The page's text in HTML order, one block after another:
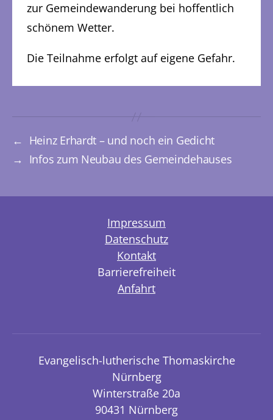
zur Gemeindewanderung bei hoffentlich
schönem Wetter.
Die Teilnahme erfolgt auf eigene Gefahr.
← Heinz Erhardt – und noch ein Gedicht
→
Infos zum Neubau des Gemeindehauses
Impressum
Datenschutz
Kontakt
Barrierefreiheit
Anfahrt
Evangelisch-lutherische Thomaskirche
Nürnberg
Winterstraße 20a
90431 Nürnberg